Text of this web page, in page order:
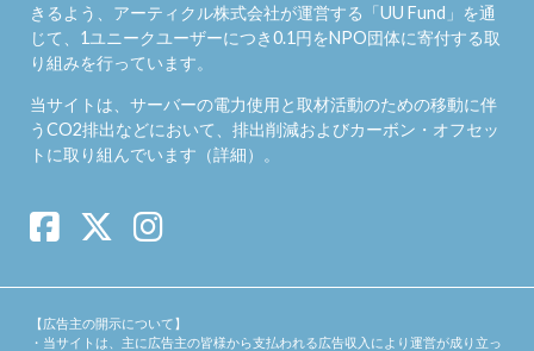
きるよう、アーティクル株式会社が運営する「UU Fund 」を通
じて、1ユニークユーザーにつき0.1円をNPO団体に寄付する取
り組みを行っています。
当サイトは、サーバーの電力使用と取材活動のための移動に伴
うCO2排出などにおいて、排出削減およびカーボン・オフセッ
トに取り組んでいます（詳細）。
【広告主の開示について】
・当サイトは、主に広告主の皆様から支払われる広告収入により運営が成り立っ